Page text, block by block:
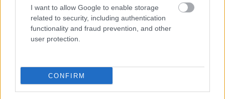
I want to allow Google to enable storage
related to security, including authentication
functionality and fraud prevention, and other
user protection.
CONFIRM
amit árulnak, annak köze van az eredetihez. Így
viszont a svájci gyártók kezdték kerülni eme szócska
használatát.. nem ok nélkül, ugye.